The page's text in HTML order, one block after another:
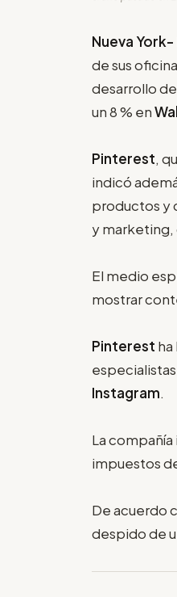
Nueva York-
de sus
desarrollo
un 8 % en
Pinterest,
indicó
productos y
y marketing,
El medio
mostrar
Pinterest
Instagram.
La
impuestos
De acuerdo
despido de